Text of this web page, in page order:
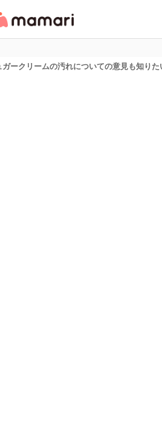
情報サイト
ークリームの汚れについての意見も知りた